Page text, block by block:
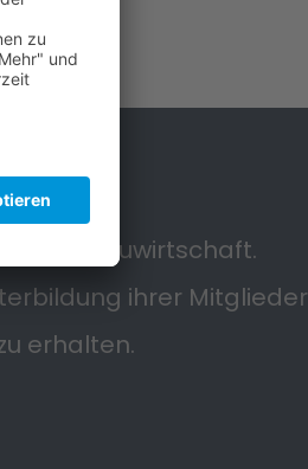
in der Bauwirtschaft.
ihrer Mitglieder
erhalten.